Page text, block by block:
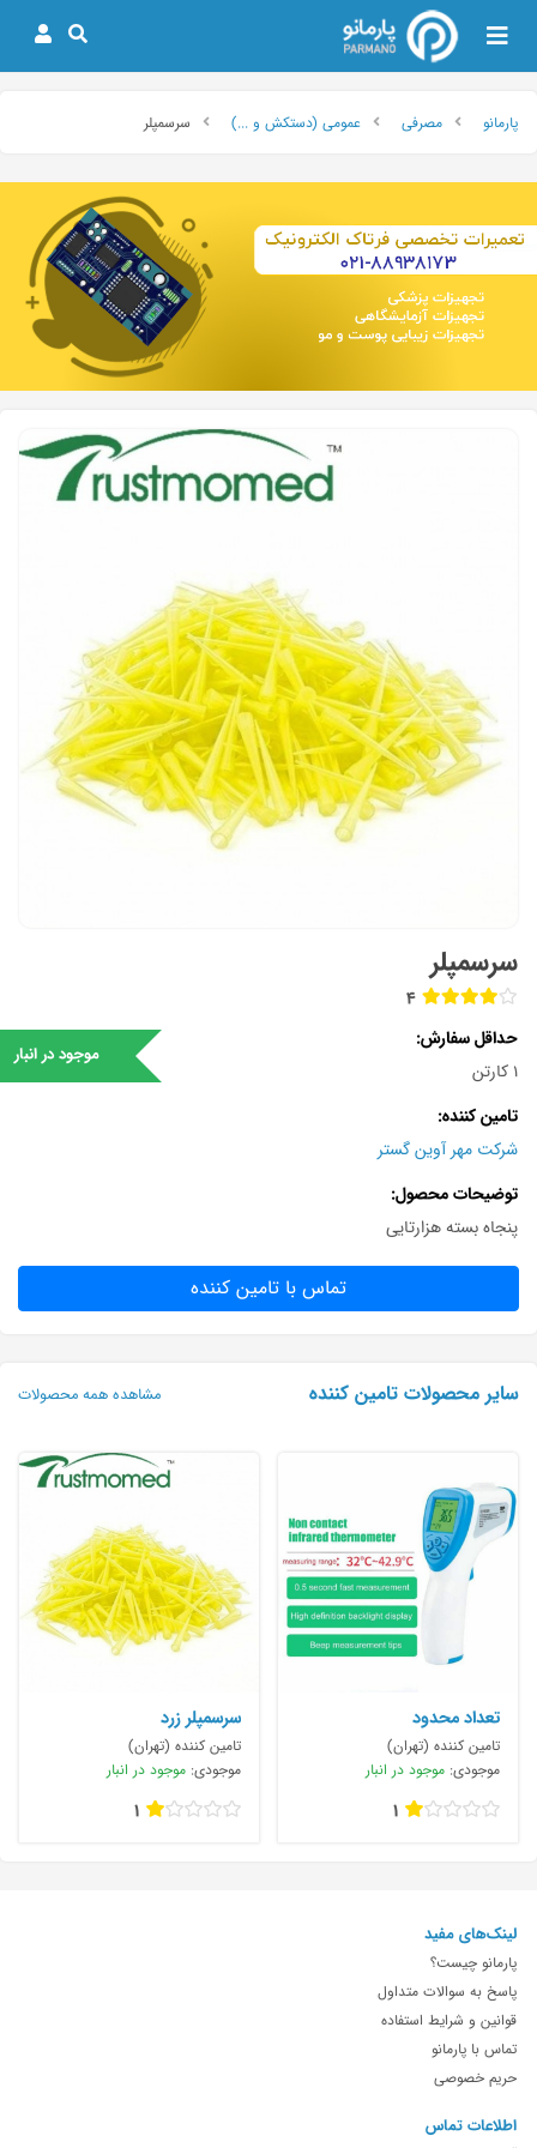
پارمانو مصرفی عمومی (دستکش و ...) سرسمپلر
سرسمپلر
4
موجود در انبار
حداقل سفارش
1 کارتن
تامین کننده
شرکت مهر آوین گستر
توضیحات محصول
پنجاه بسته هزارتایی
تماس با تامین کننده
سایر محصولات تامین کننده مشاهده همه محصولات
تعداد محدود
تامین کننده (تهران)
موجودی: موجود در انبار
1
سرسمپلر زرد
تامین کننده (تهران)
موجودی: موجود در انبار
1
لینک‌های مفید
پارمانو چیست؟
پاسخ به سوالات متداول
قوانین و شرایط استفاده
تماس با پارمانو
حریم خصوصی
اطلاعات تماس